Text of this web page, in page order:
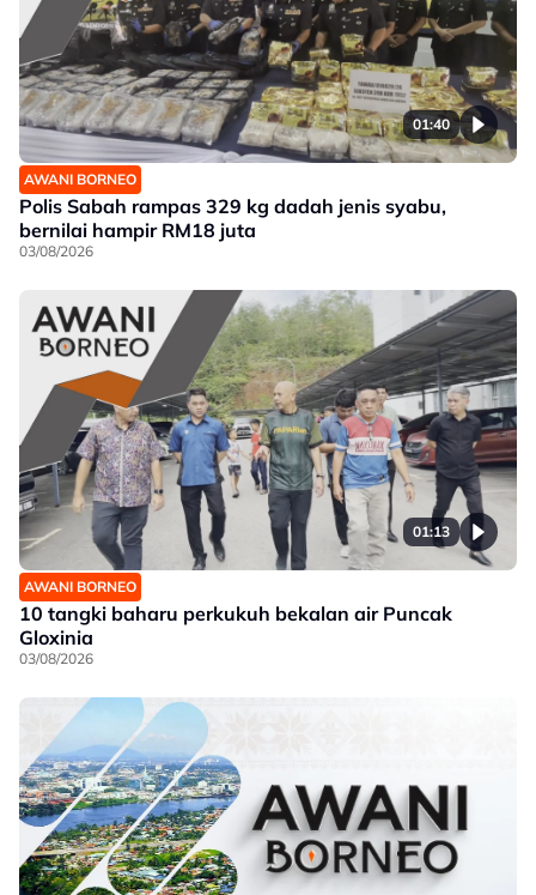
01:40
AWANI BORNEO
Polis Sabah rampas 329 kg dadah jenis syabu,
bernilai hampir RM18 juta
03/08/2026
01:13
AWANI BORNEO
10 tangki baharu perkukuh bekalan air Puncak
Gloxinia
03/08/2026